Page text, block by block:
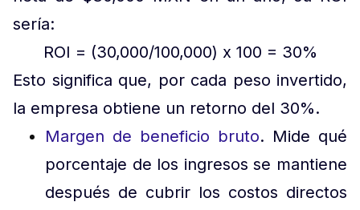
sería:
ROI = (30,000/100,000) x 100 = 30%
Esto significa que, por cada peso invertido,
la empresa obtiene un retorno del 30%.
Margen de beneficio bruto. Mide qué
porcentaje de los ingresos se mantiene
después de cubrir los costos directos